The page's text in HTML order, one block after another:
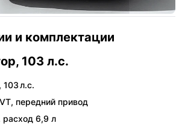
и комплектации
103 л.с.
, 103 л.с.
, передний привод
расход 6,9 л